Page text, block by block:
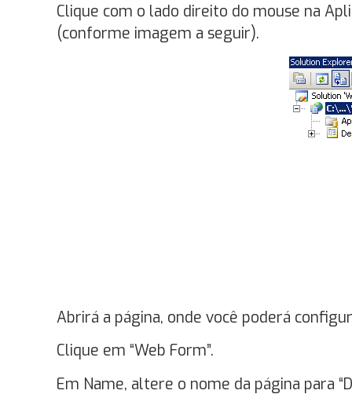
Clique com o lado direito do mouse na
(conforme imagem a seguir).
Abrirá a página, onde você poderá
Clique em “Web Form”.
Em Name, altere o nome da página para